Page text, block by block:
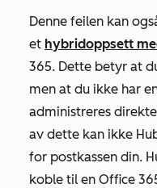
Denne feilen kan
et hybridoppsett
365. Dette betyr at
men at du ikke har
administreres
av dette kan ikke
for postkassen din.
koble til en Office